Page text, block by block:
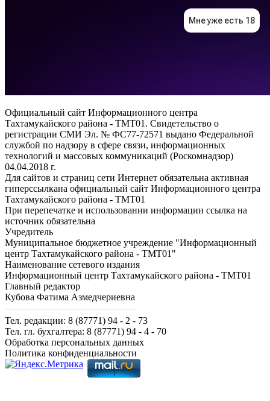
Официальный сайт Информационного центра
Тахтамукайского района - ТМТ01. Свидетельство о
регистрации СМИ Эл. № ФС77-72571 выдано Федеральной
службой по надзору в сфере связи, информационных
технологий и массовых коммуникаций (Роскомнадзор)
04.04.2018 г.
Для сайтов и страниц сети Интернет обязательна активная
гиперссылкана официальный сайт Информационного центра
Тахтамукайского района - ТМТ01
При перепечатке и использовании информации ссылка на
источник обязательна
Учредитель
Муниципальное бюджетное учреждение "Информационный
центр Тахтамукайского района - ТМТ01"
Наименование сетевого издания
Информационный центр Тахтамукайского района - ТМТ01
Главный редактор
Кубова Фатима Азмедчериевна
Тел. редакции: 8 (87771) 94 - 2 - 73
Тел. гл. бухгалтера: 8 (87771) 94 - 4 - 70
Обработка персональных данных
Политика конфиденциальности